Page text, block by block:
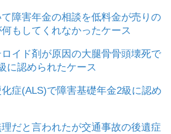
障害年金の相談を低料金が売りの
もしてくれなかったケース
イド剤が原因の大腿骨骨頭壊死で
に認められたケース
症(ALS)で障害基礎年金2級に認め
だと言われたが交通事故の後遺症